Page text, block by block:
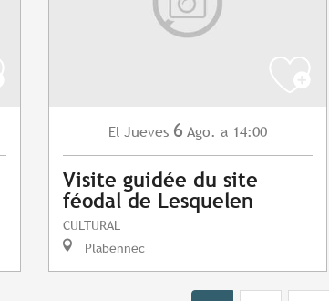
El Jueves 6 Ago. a 14:00
Visite guidée du site
féodal de Lesquelen
CULTURAL
Plabennec